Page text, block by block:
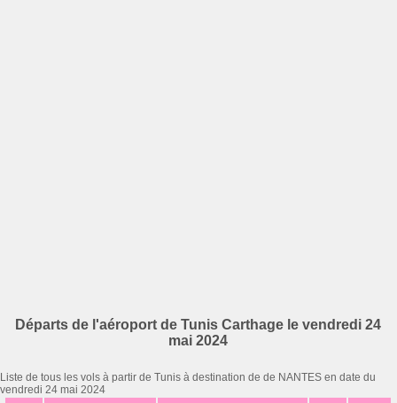
Départs de l'aéroport de Tunis Carthage le vendredi 24
mai 2024
Liste de tous les vols à partir de Tunis à destination de de NANTES en date du
vendredi 24 mai 2024